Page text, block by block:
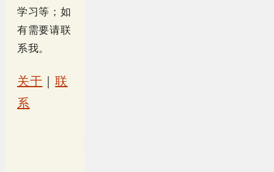
学习等；如
有需要请联
系我。
关于 ｜联
系